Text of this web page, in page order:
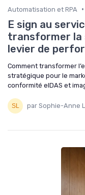
Automatisation et RPA •
E sign au
transformer la
levier de
Comment transformer
stratégique pour le
conformité eIDAS et
par Sophie-Anne